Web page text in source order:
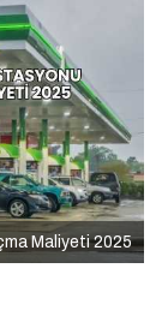
Maliyeti 2025